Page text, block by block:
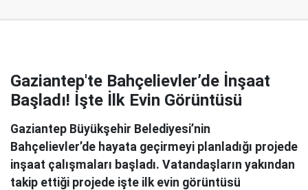
Gaziantep'te Bahçelievler’de İnşaat
Başladı! İşte İlk Evin Görüntüsü
Gaziantep Büyükşehir Belediyesi’nin
Bahçelievler’de hayata geçirmeyi planladığı projede
inşaat çalışmaları başladı. Vatandaşların yakından
takip ettiği projede işte ilk evin görüntüsü